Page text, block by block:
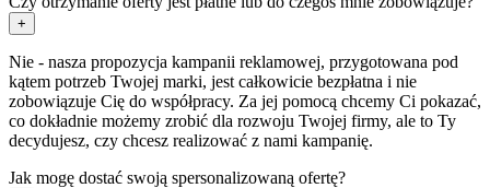
+
Nie - nasza propozycja kampanii reklamowej, przygotowana pod
kątem potrzeb Twojej marki, jest całkowicie bezpłatna i nie
zobowiązuje Cię do współpracy. Za jej pomocą chcemy Ci pokazać,
co dokładnie możemy zrobić dla rozwoju Twojej firmy, ale to Ty
decydujesz, czy chcesz realizować z nami kampanię.
Jak mogę dostać swoją spersonalizowaną ofertę?